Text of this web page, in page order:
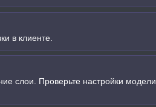
в клиенте.
слои. Проверьте настройки модели